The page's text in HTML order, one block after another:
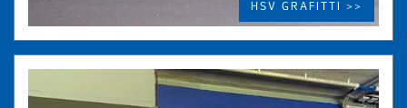
HSV GRAFITTI >>